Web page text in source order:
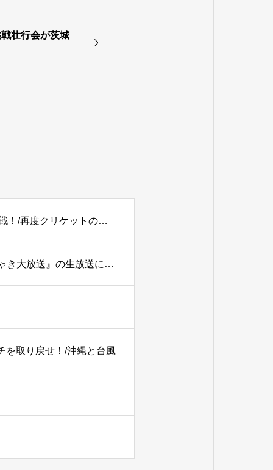
壮行会が茨城
【PODCAST】#179 【2027W杯】アツいぞ！イン・パキ戦！/再度クリケットの語源を考える。
TBSラジオ『土曜ワイドラジオTOKYOナイツのちゃきちゃき大放送』の生放送に出演
を取り戻せ！/沖縄と台風